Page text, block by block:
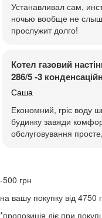
Устанавливал сам,
ночью вообще не
прослужит долго!
Котел газовий
286/5 -3
Саша
Економний, гріє воду
будинку завжди
обслуговування
-500 грн
на вашу покупку від 4750
*пропозиція діє при